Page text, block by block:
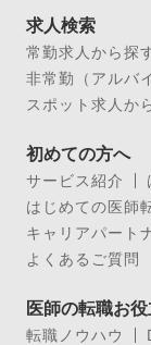
求人検索
常勤求人から探
非常勤（アルバ
スポット求人か
初めての方へ
サービス紹介
はじめての医師
キャリアパート
よくあるご質問
医師の転職お
転職ノウハウ